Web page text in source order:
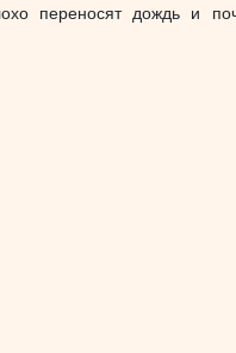
переносят дождь и